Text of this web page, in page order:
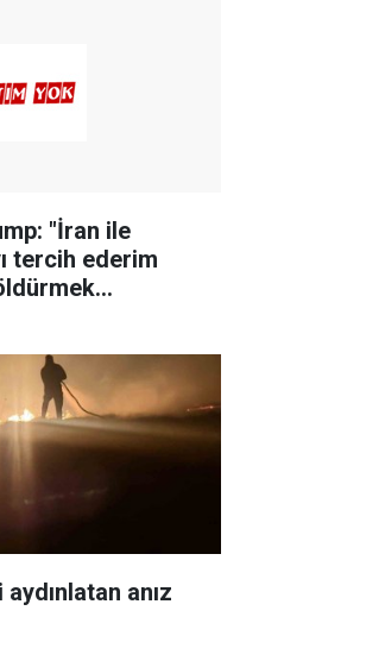
"İran ile
tercih ederim
anız